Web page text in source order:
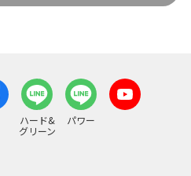
ハード&
グリーン
パワー